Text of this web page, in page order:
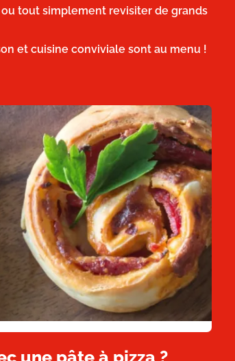
tout simplement revisiter de grands
et cuisine conviviale sont au menu !